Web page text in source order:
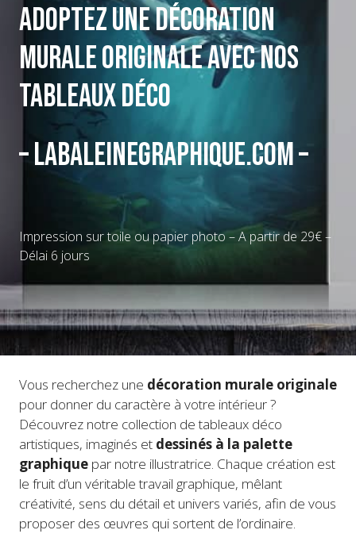
Adoptez une décoration
murale originale avec nos
tableaux déco
– Labaleinegraphique.com –
Impression sur toile ou papier photo – A partir de 29€ –
Délai 6 jours
Vous recherchez une décoration murale originale
pour donner du caractère à votre intérieur ?
Découvrez notre collection de tableaux déco
artistiques, imaginés et dessinés à la palette
graphique par notre illustratrice. Chaque création est
le fruit d’un véritable travail graphique, mêlant
créativité, sens du détail et univers variés, afin de vous
proposer des œuvres qui sortent de l’ordinaire.